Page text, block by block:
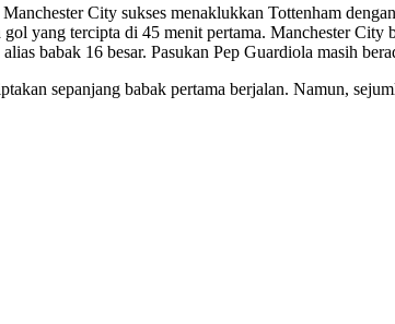
City sukses menaklukkan Tottenham
yang tercipta di 45 menit pertama. Manchester City
babak 16 besar. Pasukan Pep Guardiola masih
sepanjang babak pertama berjalan. Namun,